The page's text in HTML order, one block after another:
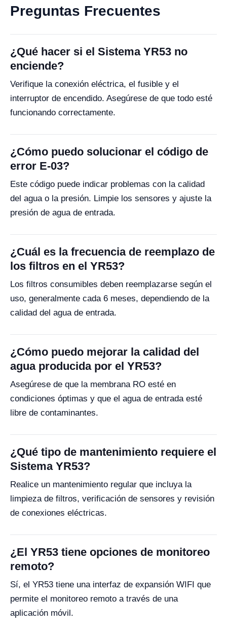
Preguntas Frecuentes
¿Qué hacer si el Sistema YR53 no
enciende?
Verifique la conexión eléctrica, el fusible y el
interruptor de encendido. Asegúrese de que todo esté
funcionando correctamente.
¿Cómo puedo solucionar el código de
error E-03?
Este código puede indicar problemas con la calidad
del agua o la presión. Limpie los sensores y ajuste la
presión de agua de entrada.
¿Cuál es la frecuencia de reemplazo de
los filtros en el YR53?
Los filtros consumibles deben reemplazarse según el
uso, generalmente cada 6 meses, dependiendo de la
calidad del agua de entrada.
¿Cómo puedo mejorar la calidad del
agua producida por el YR53?
Asegúrese de que la membrana RO esté en
condiciones óptimas y que el agua de entrada esté
libre de contaminantes.
¿Qué tipo de mantenimiento requiere el
Sistema YR53?
Realice un mantenimiento regular que incluya la
limpieza de filtros, verificación de sensores y revisión
de conexiones eléctricas.
¿El YR53 tiene opciones de monitoreo
remoto?
Sí, el YR53 tiene una interfaz de expansión WIFI que
permite el monitoreo remoto a través de una
aplicación móvil.